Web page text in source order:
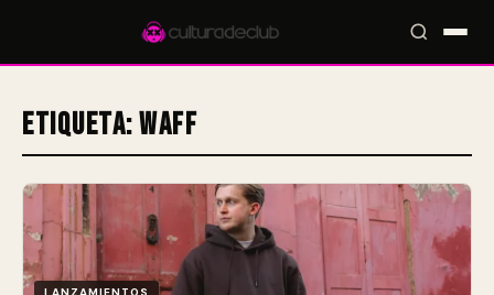
Accesos rápidos:🎪 Eventos🎤 Artistas📍 Locales📰 Radar
Etiqueta:wAFF